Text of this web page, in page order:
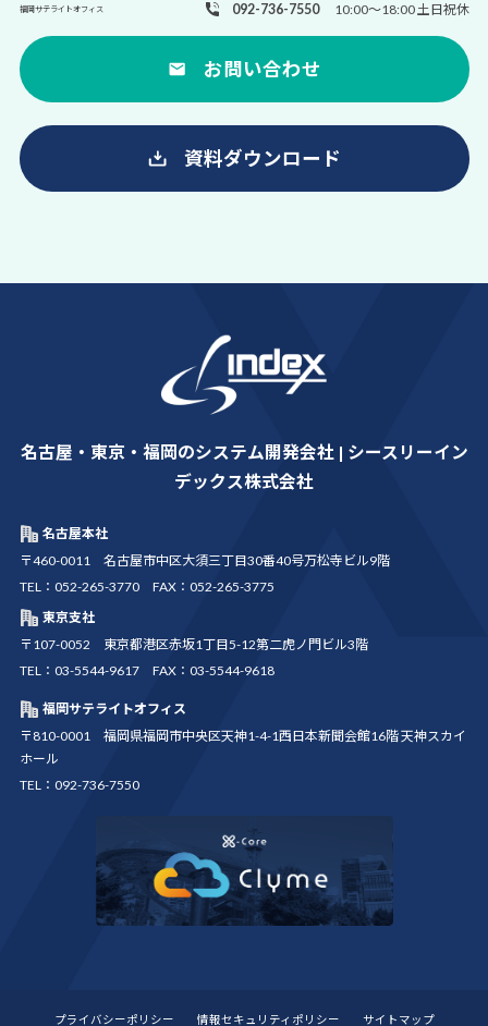
福岡サテライトオフィス 092-736-7550 10:00～18:00 土日祝休
お問い合わせ
資料ダウンロード
名古屋・東京・福岡のシステム開発会社 | シースリーイン
デックス株式会社
名古屋本社
〒460-0011 名古屋市中区大須三丁目30番40号万松寺ビル9階
TEL：052-265-3770 FAX：052-265-3775
東京支社
〒107-0052 東京都港区赤坂1丁目5-12第二虎ノ門ビル3階
TEL：03-5544-9617 FAX：03-5544-9618
福岡サテライトオフィス
〒810-0001 福岡県福岡市中央区天神1-4-1西日本新聞会館16階 天神スカイ
ホール
TEL：092-736-7550
プライバシーポリシー 情報セキュリティポリシー サイトマップ